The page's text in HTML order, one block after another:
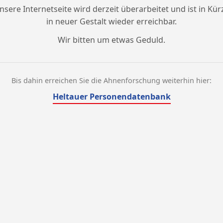
Internetseite wird derzeit überarbeitet und ist in
in neuer Gestalt wieder erreichbar.
Wir bitten um etwas Geduld.
Bis dahin erreichen Sie die Ahnenforschung weiterhin hier:
Heltauer Personendatenbank